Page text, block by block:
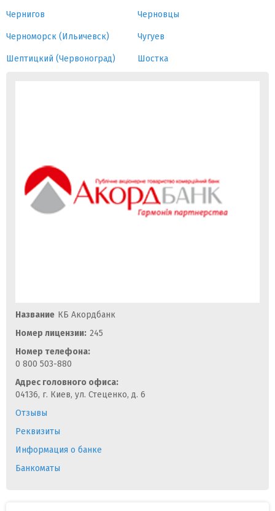
Чернигов Черновцы
Черноморск (Ильичевск) Чугуев
Шептицкий (Червоноград) Шостка
Название КБ Акордбанк
Номер лицензии: 245
Номер телефона:
0 800 503-880
Адрес головного офиса:
04136, г. Киев, ул. Стеценко, д. 6
Отзывы
Реквизиты
Информация о банке
Банкоматы